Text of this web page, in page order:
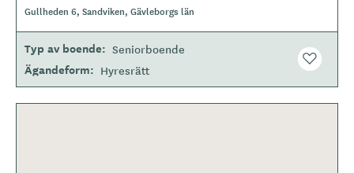
Gullheden 6, Sandviken, Gävleborgs län
Typ av boende Seniorboende
Ägandeform Hyresrätt